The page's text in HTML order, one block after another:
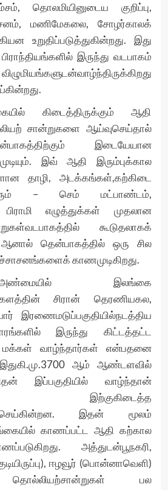
தொலமியினுடைய குறிப்பு,
மணிமேகலை, சோழர்காலக்
உறுதிப்படுத்துகின்றது. இது
இருந்து வடபாகம்
கிடைத்திருக்கும் ஆதி
சான்றுகளை ஆய்வுசெய்தால்
இடையேயான
இவ் ஆதி இரும்புக்கால
தாழி, அடக்கங்கள்,கற்கிடை
– செம் மட்பாண்டம்,
பிராமி எழுத்துக்கள் முதலான
கூடுதலாகக்
தென்பாகத்தில் ஒரு சில
காணமுடிகிறது.
இலங்கை
சிரான் தெரணியகல,
இரணைமடுப்பகுதியில்நடத்திய
இருந்து கிட்டத்தட்ட
மக்கள் வாழ்ந்தார்கள் என்பதனை
இதுகி.மு.3700 ஆம் ஆண்டளவில்
இப்பகுதியில் வாழ்ந்தான்
இற்குகிடைத்த
இதன் மூலம்
காணப்பட்ட ஆதி கற்கால
அத்துடன்பூநகரி,
ஈழவூர் (பொன்னாவெளி)
தொல்லியற்சான்றுகள் பல